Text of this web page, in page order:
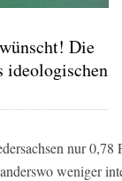
Die
ideologischen
nur 0,78
weniger